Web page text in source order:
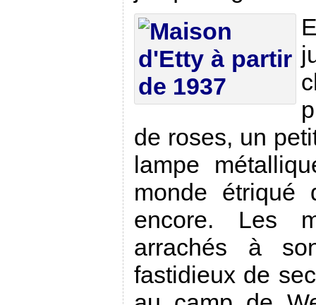
de roses, un
lampe
monde étriqué
encore. Les
arrachés à
fastidieux de